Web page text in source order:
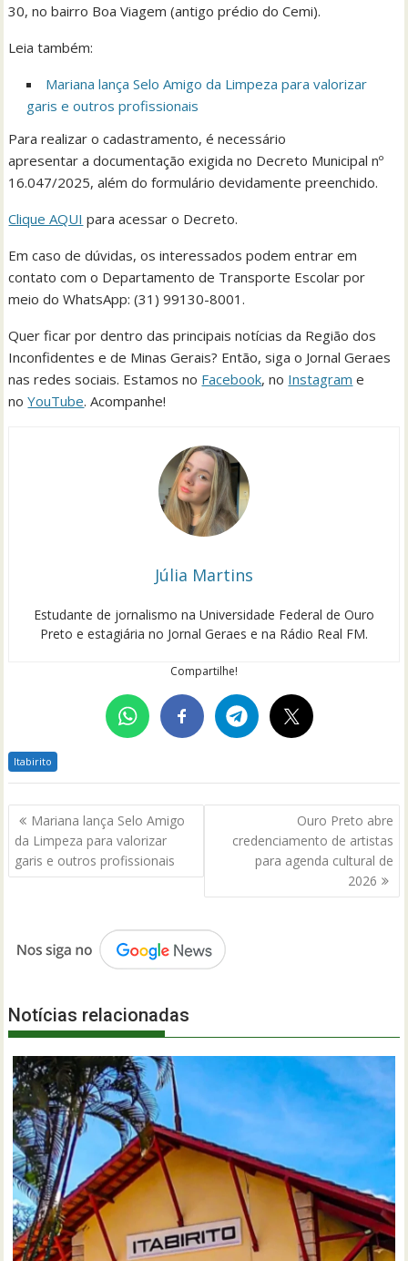
30, no bairro Boa Viagem (antigo prédio do Cemi).
Leia também:
Mariana lança Selo Amigo da Limpeza para valorizar
garis e outros profissionais
Para realizar o cadastramento, é necessário
apresentar a documentação exigida no Decreto Municipal nº
16.047/2025, além do formulário devidamente preenchido.
Clique AQUI para acessar o Decreto.
Em caso de dúvidas, os interessados podem entrar em
contato com o Departamento de Transporte Escolar por
meio do WhatsApp: (31) 99130-8001.
Quer ficar por dentro das principais notícias da Região dos
Inconfidentes e de Minas Gerais? Então, siga o Jornal Geraes
nas redes sociais. Estamos no Facebook, no Instagram e
noYouTube. Acompanhe!
Júlia Martins
Estudante de jornalismo na Universidade Federal de Ouro
Preto e estagiária no Jornal Geraes e na Rádio Real FM.
Compartilhe!
Itabirito
Navegação
de
Post
Mariana lança Selo Amigo
da Limpeza para valorizar
garis e outros profissionais
Ouro Preto abre
credenciamento de artistas
para agenda cultural de
2026
Notícias relacionadas